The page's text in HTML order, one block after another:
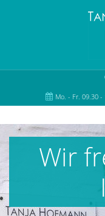
Mo. - Fr. 09.30 -
Wir